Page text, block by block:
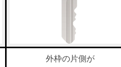
外枠の片側が